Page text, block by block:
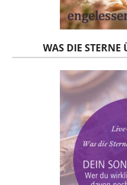
WAS DIE STERNE